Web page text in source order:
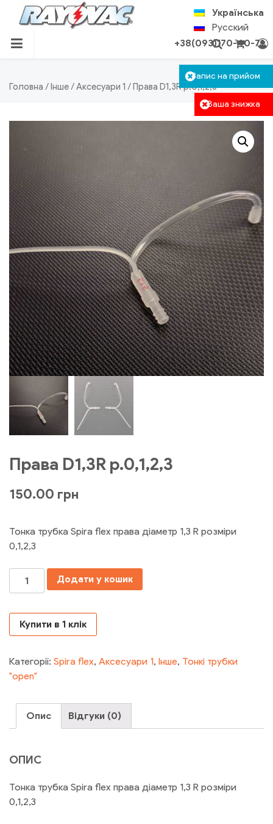
content
Ваша знижка
Запис на прийом
RAYOVAC.COM.UA
Українська
Русский
+38(093)170-40-71
Пошук
Головна /Інше/Аксесуари 1 / Права D1,3R р.0,1,2,3
Права D1,3R р.0,1,2,3
150.00 грн
Тонка трубка Spira flex права діаметр 1,3 R розміри
0,1,2,3
Кількість Додати у кошик
Купити в 1 клік
Категорії: Spira flex, Аксесуари 1, Інше, Тонкі трубки
"open"
Опис Відгуки (0)
ОПИС
Тонка трубка Spira flex права діаметр 1,3 R розміри
0,1,2,3